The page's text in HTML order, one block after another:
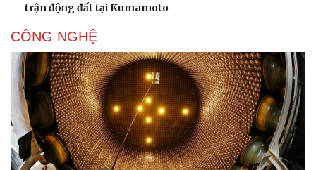
trận động đất tại Kumamoto
CÔNG NGHỆ